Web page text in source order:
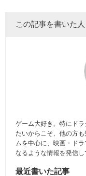
この記事を書いた人
ゲーム大好き。特にド
たいからこそ、他の方
ムを中心に、映画・ド
なるような情報を発信し
最近書いた記事